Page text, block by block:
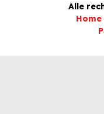
Alle
Home